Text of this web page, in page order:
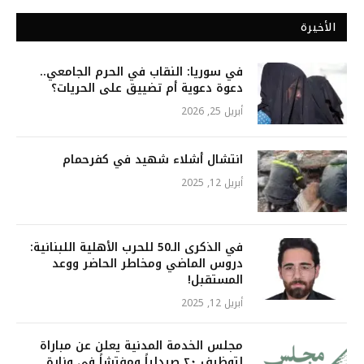
الأخيرة
في سوريا: النقاب في الحرم الجامعي..
دعوة دعوية أم تضييق على الحريات؟
أبريل 25, 2026
انتشال أشلاء شهيد في كفرحمام
أبريل 12, 2025
في الذكرى الـ50 للحرب الأهلية اللبنانية:
دروس الماضي ومخاطر الحاضر ووعد
المستقبل!
أبريل 12, 2025
مجلس الخدمة المدنية يعلن عن مباراة